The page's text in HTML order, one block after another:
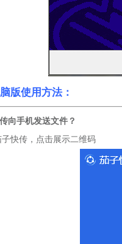
版使用方法：
向手机发送文件？
快传，点击展示二维码